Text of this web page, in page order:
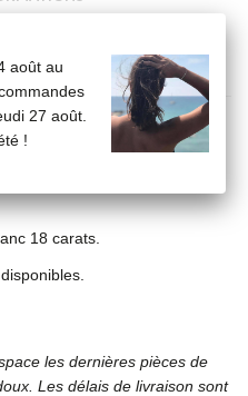
de noeuds coulissants
3/4mm et une tête de
18 carats.
les dernières pièces de
Les délais de livraison sont
août au
27 août.
!